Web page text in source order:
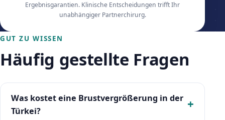
Ergebnisgarantien. Klinische Entscheidungen trifft Ihr
unabhängiger Partnerchirurg.
GUT ZU WISSEN
Häufig gestellte Fragen
Was kostet eine Brustvergrößerung in der
Türkei?